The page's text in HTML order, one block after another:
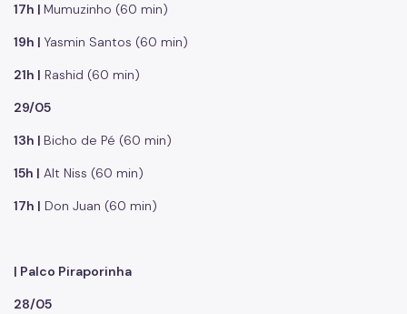
17h | Mumuzinho (60 min)
19h | Yasmin Santos (60 min)
21h | Rashid (60 min)
29/05
13h | Bicho de Pé (60 min)
15h | Alt Niss (60 min)
17h | Don Juan (60 min)
| Palco Piraporinha
28/05